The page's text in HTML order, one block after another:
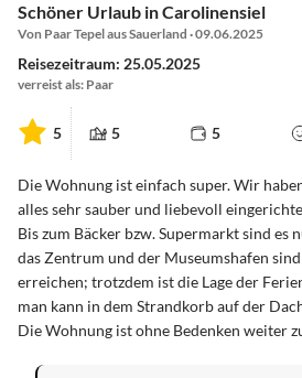
Schöner Urlaub in Carolinensiel
Von Paar Tepel aus Sauerland · 09.06.2025
Reisezeitraum: 25.05.2025
verreist als: Paar
5 5 5
Die Wohnung ist einfach super. Wir
alles sehr sauber und liebevoll
Bis zum Bäcker bzw. Supermarkt sind es
das Zentrum und der Museumshafen
erreichen; trotzdem ist die Lage der
man kann in dem Strandkorb auf der
Die Wohnung ist ohne Bedenken weiter